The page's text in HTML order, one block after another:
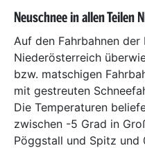
Neuschnee in allen Teilen
Auf den Fahrbahnen
Niederösterreich
bzw. matschigen
mit gestreuten
Die Temperaturen
zwischen -5 Grad in
Pöggstall und Spitz und